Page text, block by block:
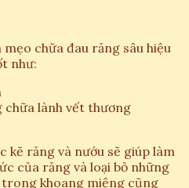
chữa đau răng sâu hiệu
như:
chữa lành vết thương
kẽ răng và nướu sẽ giúp làm
của răng và loại bỏ những
khoang miệng cũng